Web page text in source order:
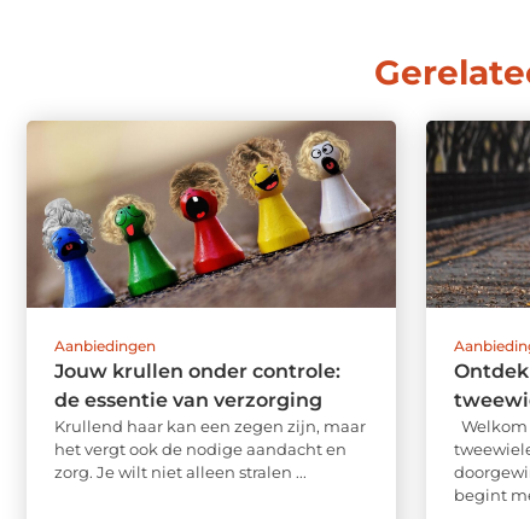
Aanbiedingen
Jouw krullen onder controle:
de essentie van verzorging
Krullend haar kan een zegen zijn, maar
het vergt ook de nodige aandacht en
zorg. Je wilt niet alleen stralen ...
Welkom
begint